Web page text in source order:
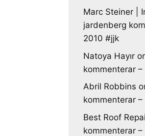
Marc Steiner |
jardenberg
2010 #jjk
Natoya Hayır
kommenterar
Abril Robbins
kommenterar
Best Roof
kommenterar